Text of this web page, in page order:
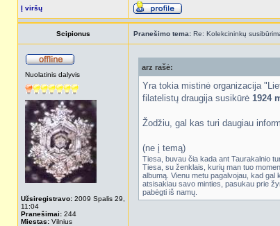
Į viršų
Scipionus Pranešimo tema: Re: Kolekcininkų
Nuolatinis dalyvis
Užsiregistravo: 2009 Spalis 29,
11:04
Pranešimai: 244
Miestas: Vilnius
arz rašė:
Yra tokia mistinė organizacija
filatelistų draugija susikūrė 1924
Žodžiu, gal kas turi daugiau
(ne į temą)
Tiesa, buvau čia kada ant Taurakalnio
Tiesa, su ženklais, kurių man tuo
albumą. Vienu metu pagalvojau, kad
atsisakiau savo minties, pasukau prie
pabėgti iš namų.